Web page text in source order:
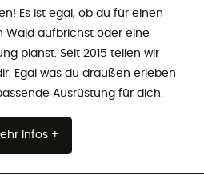
Es ist egal, ob du für einen
Wald aufbrichst oder eine
planst. Seit 2015 teilen wir
Egal was du draußen erleben
Ausrüstung für dich.
Infos +